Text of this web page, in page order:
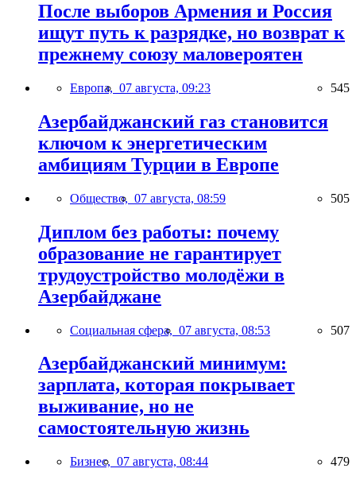
После выборов Армения и Россия
ищут путь к разрядке, но возврат к
прежнему союзу маловероятен
Европа, 07 августа, 09:23 545
Азербайджанский газ становится
ключом к энергетическим
амбициям Турции в Европе
Общество, 07 августа, 08:59 505
Диплом без работы: почему
образование не гарантирует
трудоустройство молодёжи в
Азербайджане
Социальная сфера, 07 августа, 08:53 507
Азербайджанский минимум:
зарплата, которая покрывает
выживание, но не
самостоятельную жизнь
Бизнес, 07 августа, 08:44 479